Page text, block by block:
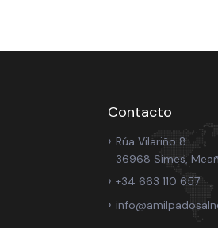
Contacto
Rúa Vilariño 8
36968 Simes,
+34 663 110 657